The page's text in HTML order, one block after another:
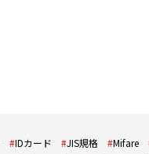
IDカード JIS規格 Mifare